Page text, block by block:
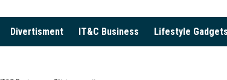
Divertisment IT&C Business Lifestyle Gadgets